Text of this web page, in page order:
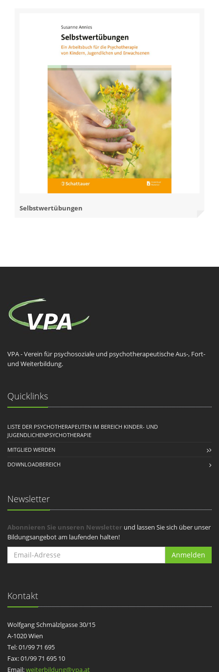
Selbstwertübungen
VPA - Verein für psychosoziale und psychotherapeutische Aus-, Fort-
und Weiterbildung.
Quicklinks
LISTE DER PSYCHOTHERAPEUTEN IM BEREICH KINDER- UND
JUGENDLICHENPSYCHOTHERAPIE
MITGLIED WERDEN
DOWNLOADBEREICH
Newsletter
Abonnieren Sie unseren Newsletter und lassen Sie sich über unser
Bildungsangebot am laufenden halten!
Anmelden
Kontakt
Wolfgang Schmälzlgasse 30/15
A-1020 Wien
Tel: 01/99 71 695
Fax: 01/99 71 695 10
Email:weiterbildung@vpa.at